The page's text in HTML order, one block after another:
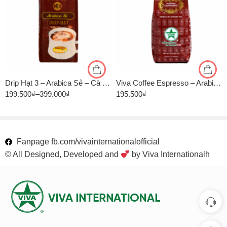
Drip Hạt 3 – Arabica Sẻ – Cà Phê Pha Phin Nguyên Vina
199.500₫–399.000₫
500gr
Viva Coffee Espresso – Arabica 30%, Robusta 70% – Cà Phê Pha Máy – Túi 500g
195.500₫
500gr
Fanpage fb.com/vivainternationalofficial
© All Designed, Developed and
by Viva Internationalh